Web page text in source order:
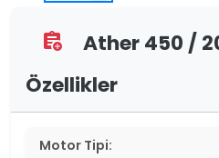
assignment_add
Ather 450 /
Özellikler
Motor Tipi: